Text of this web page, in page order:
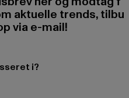
aktuelle trends, tilbu
via e-mail!
i?